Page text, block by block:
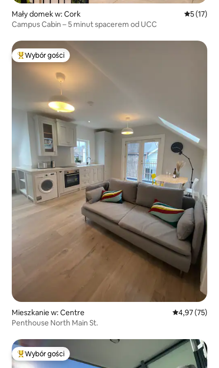
Mały domek w: Cork Średnia
5 (17)
Campus Cabin – 5 minut spacerem od UCC
Najpopularniejsze z kategorii Wybór gości
Wybór gości
Mieszkanie w: Centre Średnia
4,97 (75)
Penthouse North Main St.
Najpopularniejsze z kategorii Wybór gości
Wybór gości